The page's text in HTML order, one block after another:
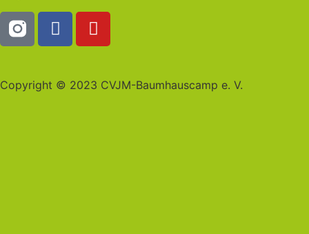
Copyright © 2023 CVJM-Baumhauscamp e. V.